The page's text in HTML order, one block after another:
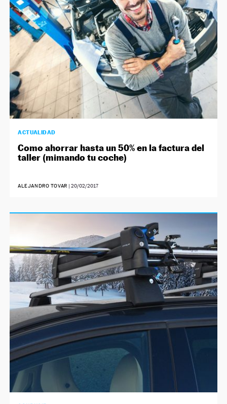
ACTUALIDAD
Como ahorrar hasta un 50% en la factura del
taller (mimando tu coche)
ALEJANDRO TOVAR |20/02/2017